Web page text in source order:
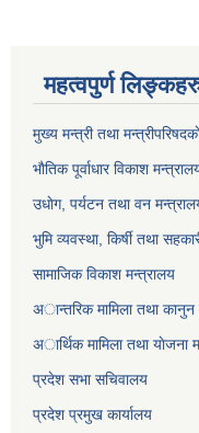
महत्वपुर्ण
मुख्य मन्त्री तथा
भाैतिक पूर्वाधार विकाश
उधाेग, पर्यटन तथा वन
भुमि व्यवस्था, किर्षी तथा
सामाजिक विकाश मन्त्रालय
अान्तरिक मामिला तथा कानुन
अार्थिक मामिला तथा याेजना
प्रदेश सभा सचिवालय
प्रदेश प्रमुख कार्यालय